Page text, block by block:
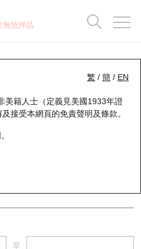
無抵押品
繁 / 簡 / EN
美籍人士（定義見美國1933年證
接受本網頁的免責聲明及條款。
HSI 恒生指數
至